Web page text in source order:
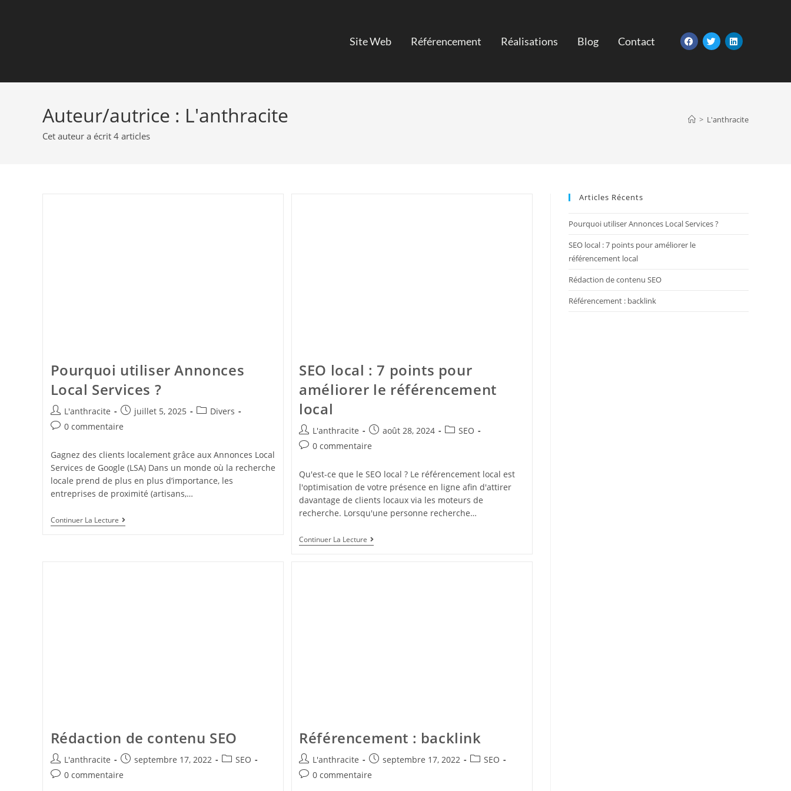
Site Web Référencement Réalisations Blog Contact
Auteur/autrice : L'anthracite
Cet auteur a écrit 4 articles
> L'anthracite
Pourquoi utiliser Annonces
Local Services ?
L'anthracite juillet 5, 2025
Divers
0 commentaire
Gagnez des clients localement grâce aux Annonces Local
Services de Google (LSA) Dans un monde où la recherche
locale prend de plus en plus d’importance, les
entreprises de proximité (artisans,…
Continuer La Lecture
SEO local : 7 points pour
améliorer le référencement
local
L'anthracite août 28, 2024
SEO
0 commentaire
Qu'est-ce que le SEO local ? Le référencement local est
l'optimisation de votre présence en ligne afin d'attirer
davantage de clients locaux via les moteurs de
recherche. Lorsqu'une personne recherche…
Continuer La Lecture
Rédaction de contenu SEO
L'anthracite septembre 17, 2022
SEO
0 commentaire
Référencement : backlink
L'anthracite septembre 17, 2022
SEO
0 commentaire
Articles Récents
Pourquoi utiliser Annonces Local Services ?
SEO local : 7 points pour améliorer le
référencement local
Rédaction de contenu SEO
Référencement : backlink